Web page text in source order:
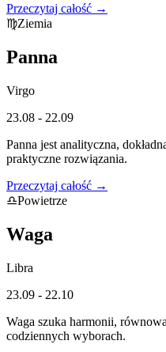
Przeczytaj całość →
♍Ziemia
Panna
Virgo
23.08 - 22.09
Panna jest analityczna,
praktyczne rozwiązania.
Przeczytaj całość →
♎Powietrze
Waga
Libra
23.09 - 22.10
Waga szuka harmonii,
codziennych wyborach.